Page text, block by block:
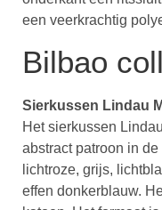
een veerkrachtig
Bilbao
Sierkussen Lindau
Het sierkussen
abstract patroon in
lichtroze, grijs,
effen donkerblauw.